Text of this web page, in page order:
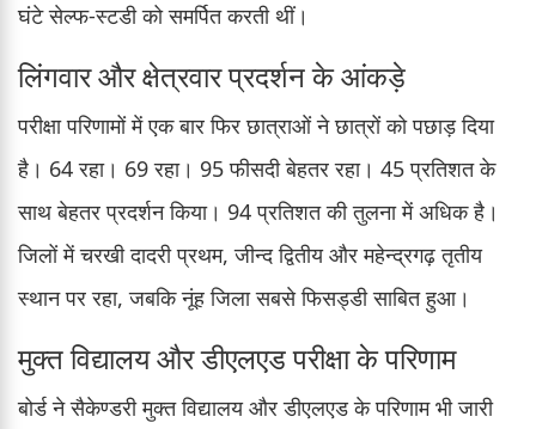
घंटे सेल्फ-स्टडी को समर्पित करती थीं।
लिंगवार और क्षेत्रवार प्रदर्शन के आंकड़े
परीक्षा परिणामों में एक बार फिर छात्राओं ने छात्रों को पछाड़ दिया
है। 64 रहा। 69 रहा। 95 फीसदी बेहतर रहा। 45 प्रतिशत के
साथ बेहतर प्रदर्शन किया। 94 प्रतिशत की तुलना में अधिक है।
जिलों में चरखी दादरी प्रथम, जीन्द द्वितीय और महेन्द्रगढ़ तृतीय
स्थान पर रहा, जबकि नूंह जिला सबसे फिसड्डी साबित हुआ।
मुक्त विद्यालय और डीएलएड परीक्षा के परिणाम
बोर्ड ने सैकेण्डरी मुक्त विद्यालय और डीएलएड के परिणाम भी जारी